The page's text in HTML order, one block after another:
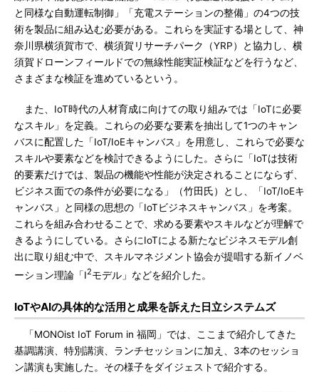
と同様な自動運転制御」「充電ステーションの整備」の4つの技
術を製品に組み込む必要がある。これらを実証する場として、神
奈川県横須賀市で、横須賀リサーチパーク（YRP）と協力し、横
須賀ドローンフィールドでの無線性能実証検証などを行うなど、
さまざまな検証を進めているという。
また、IoT時代の人材育成に向けての取り組みでは「IoTに必要
なスキル」を定義。これらの必要な要素を抽出して1つのキャン
バスに配置した「IoT/IoEキャンバス」を用意し、これらで必要な
スキルや要素などを検討できるようにした。さらに「IoTは技術
的要素だけでは、製品の機能や性能が決定されることにならず、
ビジネス面での条件が必要になる」（竹田氏）とし、「IoT/IoEキ
ャンバス」と同様の思想の「IoTビジネスキャンバス」を考案。
これらを組み合わせることで、求める要素やスキルなどが理解で
きるようにしている。さらにIoTによる新たなビジネスモデル創
出に取り組む中で、スキルマネジメント協会が提唱する新イノベ
ーション理論「I2モデル」などを紹介した。
IoTやAIの具体的な活用と成果を訴えた日立システムズ
「MONOist IoT Forum in 福岡」では、ここまで紹介してきた
基調講演、特別講演、ランチセッションに加え、3本のセッショ
ン講演も実施した。その様子をダイジェストで紹介する。